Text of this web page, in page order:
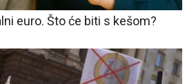
euro. Što će biti s kešom?